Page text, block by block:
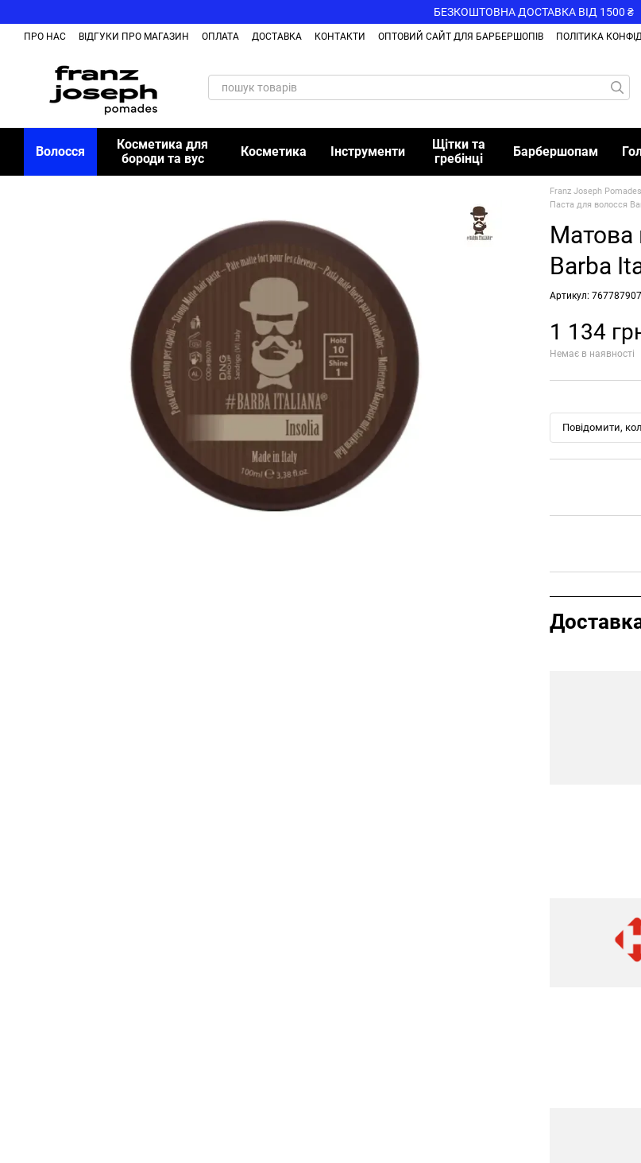
БЕЗКОШТОВНА ДОСТАВКА ВІД 1500 ₴
ПРО НАС ВІДГУКИ ПРО МАГАЗИН ОПЛАТА ДОСТАВКА КОНТАКТИ ОПТОВИЙ САЙТ ДЛЯ БАРБЕРШОПІВ ПОЛІТИКА
Волосся
Косметика для
бороди та вус
Косметика Інструменти
Щітки та
гребінці
Барбершопам
Franz Joseph
Паста для волосся
Матова
Barba
Артикул:
1 134
Немає в наявності
Повідомити,